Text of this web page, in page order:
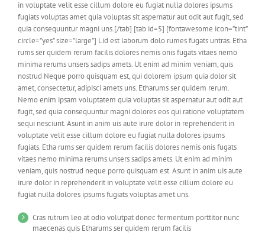
in voluptate velit esse cillum dolore eu fugiat nulla dolores ipsums
fugiats voluptas amet quia voluptas sit aspernatur aut odit aut fugit, sed
quia consequuntur magni uns.[/tab] [tab id=5] [fontawesome icon=”tint”
circle=”yes” size=”large”] Lid est laborum dolo rumes fugats untras. Etha
rums ser quidem rerum facilis dolores nemis onis fugats vitaes nemo
minima rerums unsers sadips amets. Ut enim ad minim veniam, quis
nostrud Neque porro quisquam est, qui dolorem ipsum quia dolor sit
amet, consectetur, adipisci amets uns. Etharums ser quidem rerum.
Nemo enim ipsam voluptatem quia voluptas sit aspernatur aut odit aut
fugit, sed quia consequuntur magni dolores eos qui ratione voluptatem
sequi nesciunt. Asunt in anim uis aute irure dolor in reprehenderit in
voluptate velit esse cillum dolore eu fugiat nulla dolores ipsums
fugiats. Etha rums ser quidem rerum facilis dolores nemis onis fugats
vitaes nemo minima rerums unsers sadips amets. Ut enim ad minim
veniam, quis nostrud neque porro quisquam est. Asunt in anim uis aute
irure dolor in reprehenderit in voluptate velit esse cillum dolore eu
fugiat nulla dolores ipsums fugiats voluptas amet uns.
Cras rutrum leo at odio volutpat donec fermentum porttitor nunc
maecenas quis Etharums ser quidem rerum facilis